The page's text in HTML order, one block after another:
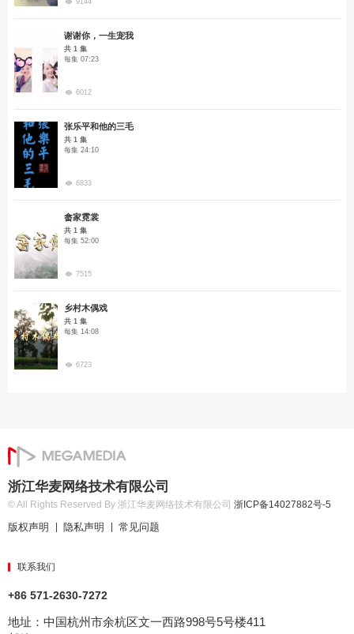
谢谢你，一生宠我
共 1 集
每集 07:23
6012
张乐平和他的三毛
共 1 集
每集 24:10
6833
畲家霓裳
共 1 集
每集 52:00
7515
乡村木偶戏
共 1 集
每集 14:08
6723
浙江华麦网络技术有限公司
© All Rights Reserved By 浙江华麦网络技术有限公司 浙ICP备14027882号-5
版权声明 隐私声明 常见问题
联系我们
+86 571-2630-7272
地址：中国杭州市余杭区文一西路998号5号楼411